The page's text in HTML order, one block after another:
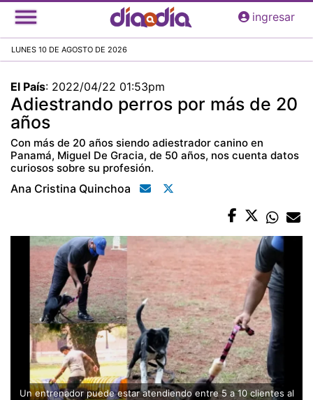
Pasar
al
principal
ingresar
LUNES 10 DE AGOSTO DE 2026
El País: 2022/04/22 01:53pm
Adiestrando perros por más de 20
años
Con más de 20 años siendo adiestrador canino en
Panamá, Miguel De Gracia, de 50 años, nos cuenta datos
curiosos sobre su profesión.
Ana Cristina Quinchoa
Un entrenador puede estar atendiendo entre 5 a 10 clientes al